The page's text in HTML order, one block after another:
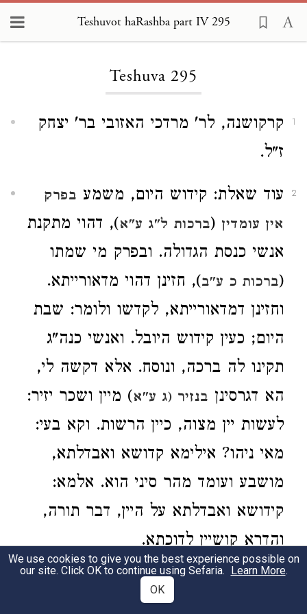
Teshuvot haRashba part IV 295
Teshuva 295
1
קרקושנה, לר' מרדכי האזובי בר' יצחק
ז"ל.
2 עוד שאלת: קידוש היום, משמע בפרק
אין עומדין (ברכות ל"ג ע"א), דהוי מתקנת
אנשי כנסת הגדולה. ובפרק מי שמתו
(ברכות כ ע"ב), חזינן דהוי מדאורייתא.
וחזינן דמדאורייתא, לקדשו ולומר: שבת
היום; כעין קידוש היובל. ואנשי כנה"ג
תקינו לה ברכה, ונוסח. אלא דקשה לי,
הא דגרסינן בנזיר (ג ע"א) מיין ושכר יזיר:
לעשות יין מצוה, כיין הרשות. וקא בעי:
מאי ניהו? אילימא קדושא ואבדלתא,
מושבע ועומד מהר סיני הוא. אלמא:
קידושא ואבדלתא על היין, דבר תורה,
והדרא קושיין לדוכתא.
תשובה: איברא, קידוש היום מדאורייתא,
We use cookies to give you the best experience possible on
our site. Click OK to continue using Sefaria. Learn More.
OK